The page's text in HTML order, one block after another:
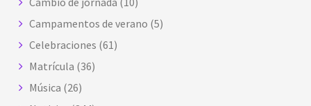
Campamentos de verano (5)
Celebraciones (61)
Matrícula (36)
Música (26)